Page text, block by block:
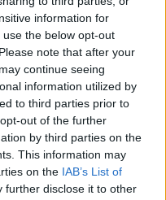
information for
the below opt-out
note that after your
continue seeing
information utilized by
to third parties prior to
out of the further
by third parties on the
This information may
on the IAB’s List of
further disclose it to other